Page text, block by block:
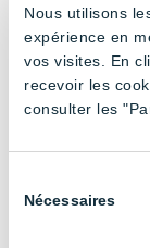
Nous utilisons
expérience en
vos visites. En
recevoir les
consulter les
duNécessaires
Raccord
mm – 2